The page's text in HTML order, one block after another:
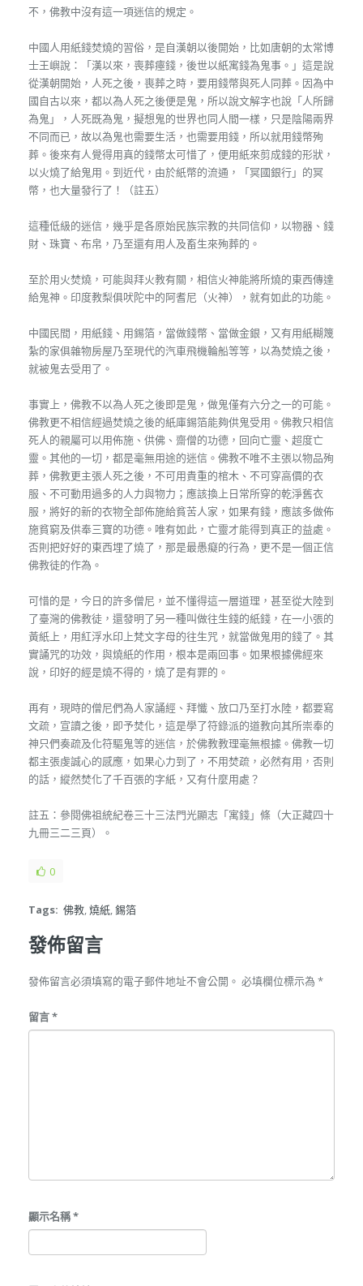
不，佛教中沒有這一項迷信的規定。
中國人用紙錢焚燒的習俗，是自漢朝以後開始，比如唐朝的太常博
士王嶼說：「漢以來，喪葬瘞錢，後世以紙寓錢為鬼事。」這是說
從漢朝開始，人死之後，喪葬之時，要用錢幣與死人同葬。因為中
國自古以來，都以為人死之後便是鬼，所以說文解字也說「人所歸
為鬼」，人死既為鬼，擬想鬼的世界也同人間一樣，只是陰陽兩界
不同而已，故以為鬼也需要生活，也需要用錢，所以就用錢幣殉
葬。後來有人覺得用真的錢幣太可惜了，便用紙來剪成錢的形狀，
以火燒了給鬼用。到近代，由於紙幣的流通，「冥國銀行」的冥
幣，也大量發行了！（註五）
這種低級的迷信，幾乎是各原始民族宗教的共同信仰，以物器、錢
財、珠寶、布帛，乃至還有用人及畜生來殉葬的。
至於用火焚燒，可能與拜火教有關，相信火神能將所燒的東西傳達
給鬼神。印度教梨俱吠陀中的阿耆尼（火神），就有如此的功能。
中國民間，用紙錢、用錫箔，當做錢幣、當做金銀，又有用紙糊篾
紮的家俱雜物房屋乃至現代的汽車飛機輪船等等，以為焚燒之後，
就被鬼去受用了。
事實上，佛教不以為人死之後即是鬼，做鬼僅有六分之一的可能。
佛教更不相信經過焚燒之後的紙庫錫箔能夠供鬼受用。佛教只相信
死人的親屬可以用佈施、供佛、齋僧的功德，回向亡靈、超度亡
靈。其他的一切，都是毫無用途的迷信。佛教不唯不主張以物品殉
葬，佛教更主張人死之後，不可用貴重的棺木、不可穿高價的衣
服、不可動用過多的人力與物力；應該換上日常所穿的乾淨舊衣
服，將好的新的衣物全部佈施給貧苦人家，如果有錢，應該多做佈
施貧窮及供奉三寶的功德。唯有如此，亡靈才能得到真正的益處。
否則把好好的東西埋了燒了，那是最愚癡的行為，更不是一個正信
佛教徒的作為。
可惜的是，今日的許多僧尼，並不懂得這一層道理，甚至從大陸到
了臺灣的佛教徒，還發明了另一種叫做往生錢的紙錢，在一小張的
黃紙上，用紅浮水印上梵文字母的往生咒，就當做鬼用的錢了。其
實誦咒的功效，與燒紙的作用，根本是兩回事。如果根據佛經來
說，印好的經是燒不得的，燒了是有罪的。
再有，現時的僧尼們為人家誦經、拜懺、放口乃至打水陸，都要寫
文疏，宣讀之後，即予焚化，這是學了符錄派的道教向其所崇奉的
神只們奏疏及化符驅鬼等的迷信，於佛教教理毫無根據。佛教一切
都主張虔誠心的感應，如果心力到了，不用焚疏，必然有用，否則
的話，縱然焚化了千百張的字紙，又有什麼用處？
註五：參閱佛祖統紀卷三十三法門光顯志「寓錢」條（大正藏四十
九冊三二三頁）。
0
Tags: 佛教,燒紙,錫箔
發佈留言
發佈留言必須填寫的電子郵件地址不會公開。 必填欄位標示為 *
留言*
顯示名稱*